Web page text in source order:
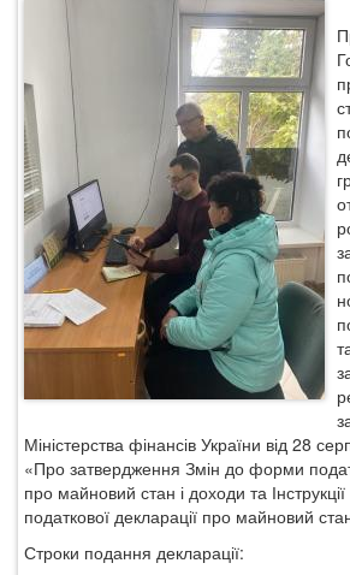
Міністерства фінансів України від 28
«Про затвердження Змін до форми
про майновий стан і доходи та
податкової декларації про майновий
Строки подання декларації: